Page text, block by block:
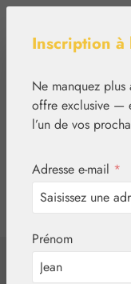
Inscription à
Ne manquez
offre exclusive —
l’un de vos
Adresse e-mail *
Prénom